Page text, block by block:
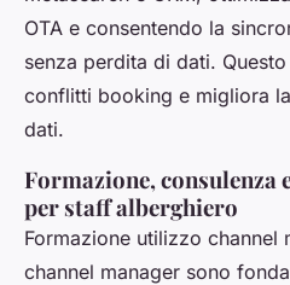
OTA e consentendo la
senza perdita di dati.
conflitti booking e migliora
dati.
Formazione, consulenza
per staff alberghiero
Formazione utilizzo channel
channel manager sono